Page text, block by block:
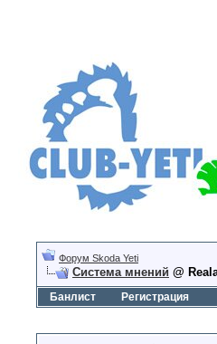
Форум Skoda Yeti
Система мнений @
Банлист Регистрация